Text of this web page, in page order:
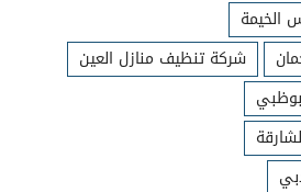
شركة تنظيف منازل العين